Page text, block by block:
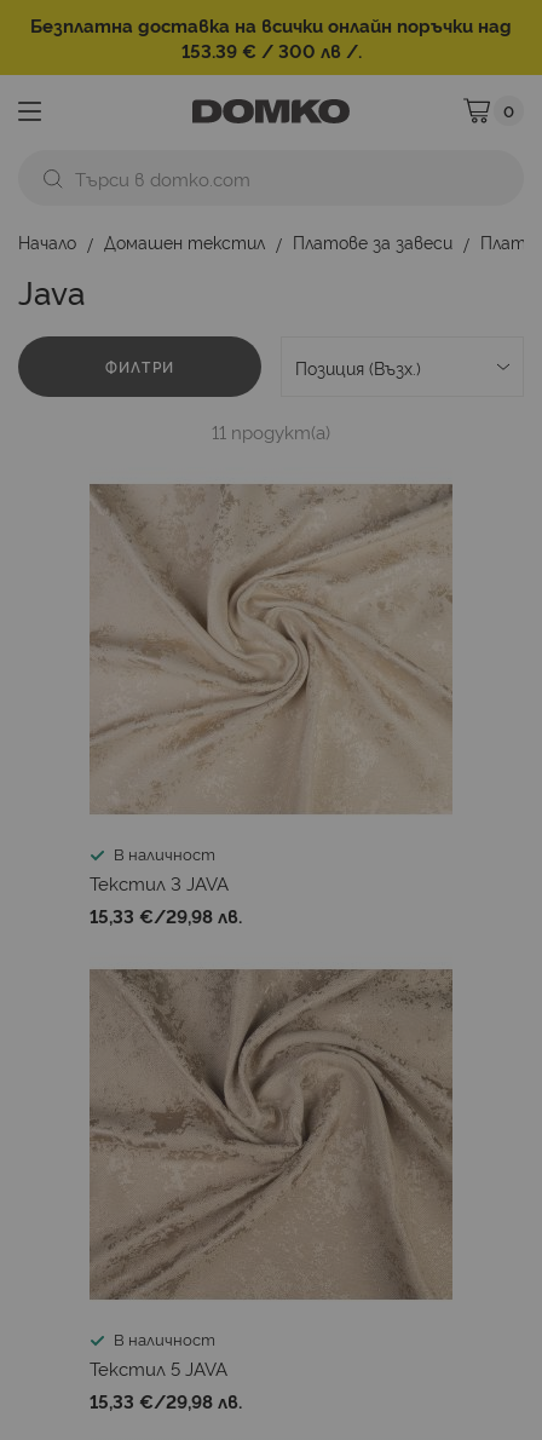
Безплатна доставка на всички онлайн поръчки над
153.39 € / 300 лв /.
Моята
0
Начало Домашен текстил Платове за завеси Плат
Java
ФИЛТРИ
11 продукт(а)
В наличност
Текстил 3 JAVA
15,33 €/29,98 лв.
В наличност
Текстил 5 JAVA
15,33 €/29,98 лв.